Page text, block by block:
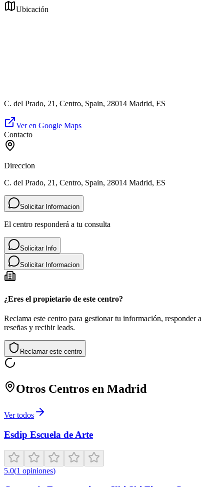
Ubicación
C. del Prado, 21, Centro, Spain, 28014 Madrid, ES
Ver en Google Maps
Contacto
Direccion
C. del Prado, 21, Centro, Spain, 28014 Madrid, ES
Solicitar Informacion
El centro responderá a tu consulta
Solicitar Info
Solicitar Informacion
¿Eres el propietario de este centro?
Reclama este centro para gestionar tu información, responder a
reseñas y recibir leads.
Reclamar este centro
Otros Centros en Madrid
Ver todos
Esdip Escuela de Arte
5.0(1 opiniones)